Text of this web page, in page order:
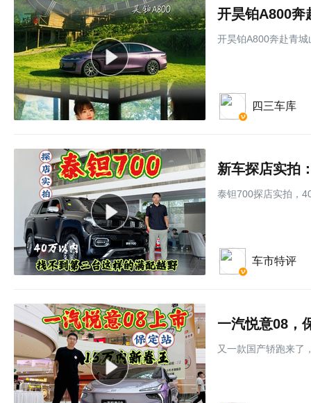
开昊铂A800奔
开昊铂A800奔赴青
四三车库
新车探店实拍
泰钽700探店实拍，
车市特评
一汽悦意08，
又一款国产轿跑来了